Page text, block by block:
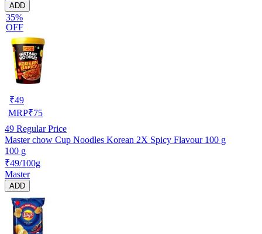
ADD
35%
OFF
₹49
MRP₹75
49 Regular Price
Master chow Cup Noodles Korean 2X Spicy Flavour 100 g
100 g
₹49/100g
Master
ADD